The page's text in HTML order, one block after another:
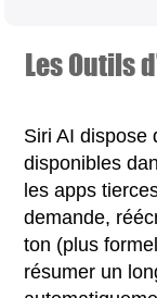
Les Outils
Siri AI dispose
disponibles
les apps
demande,
ton (plus
résumer un